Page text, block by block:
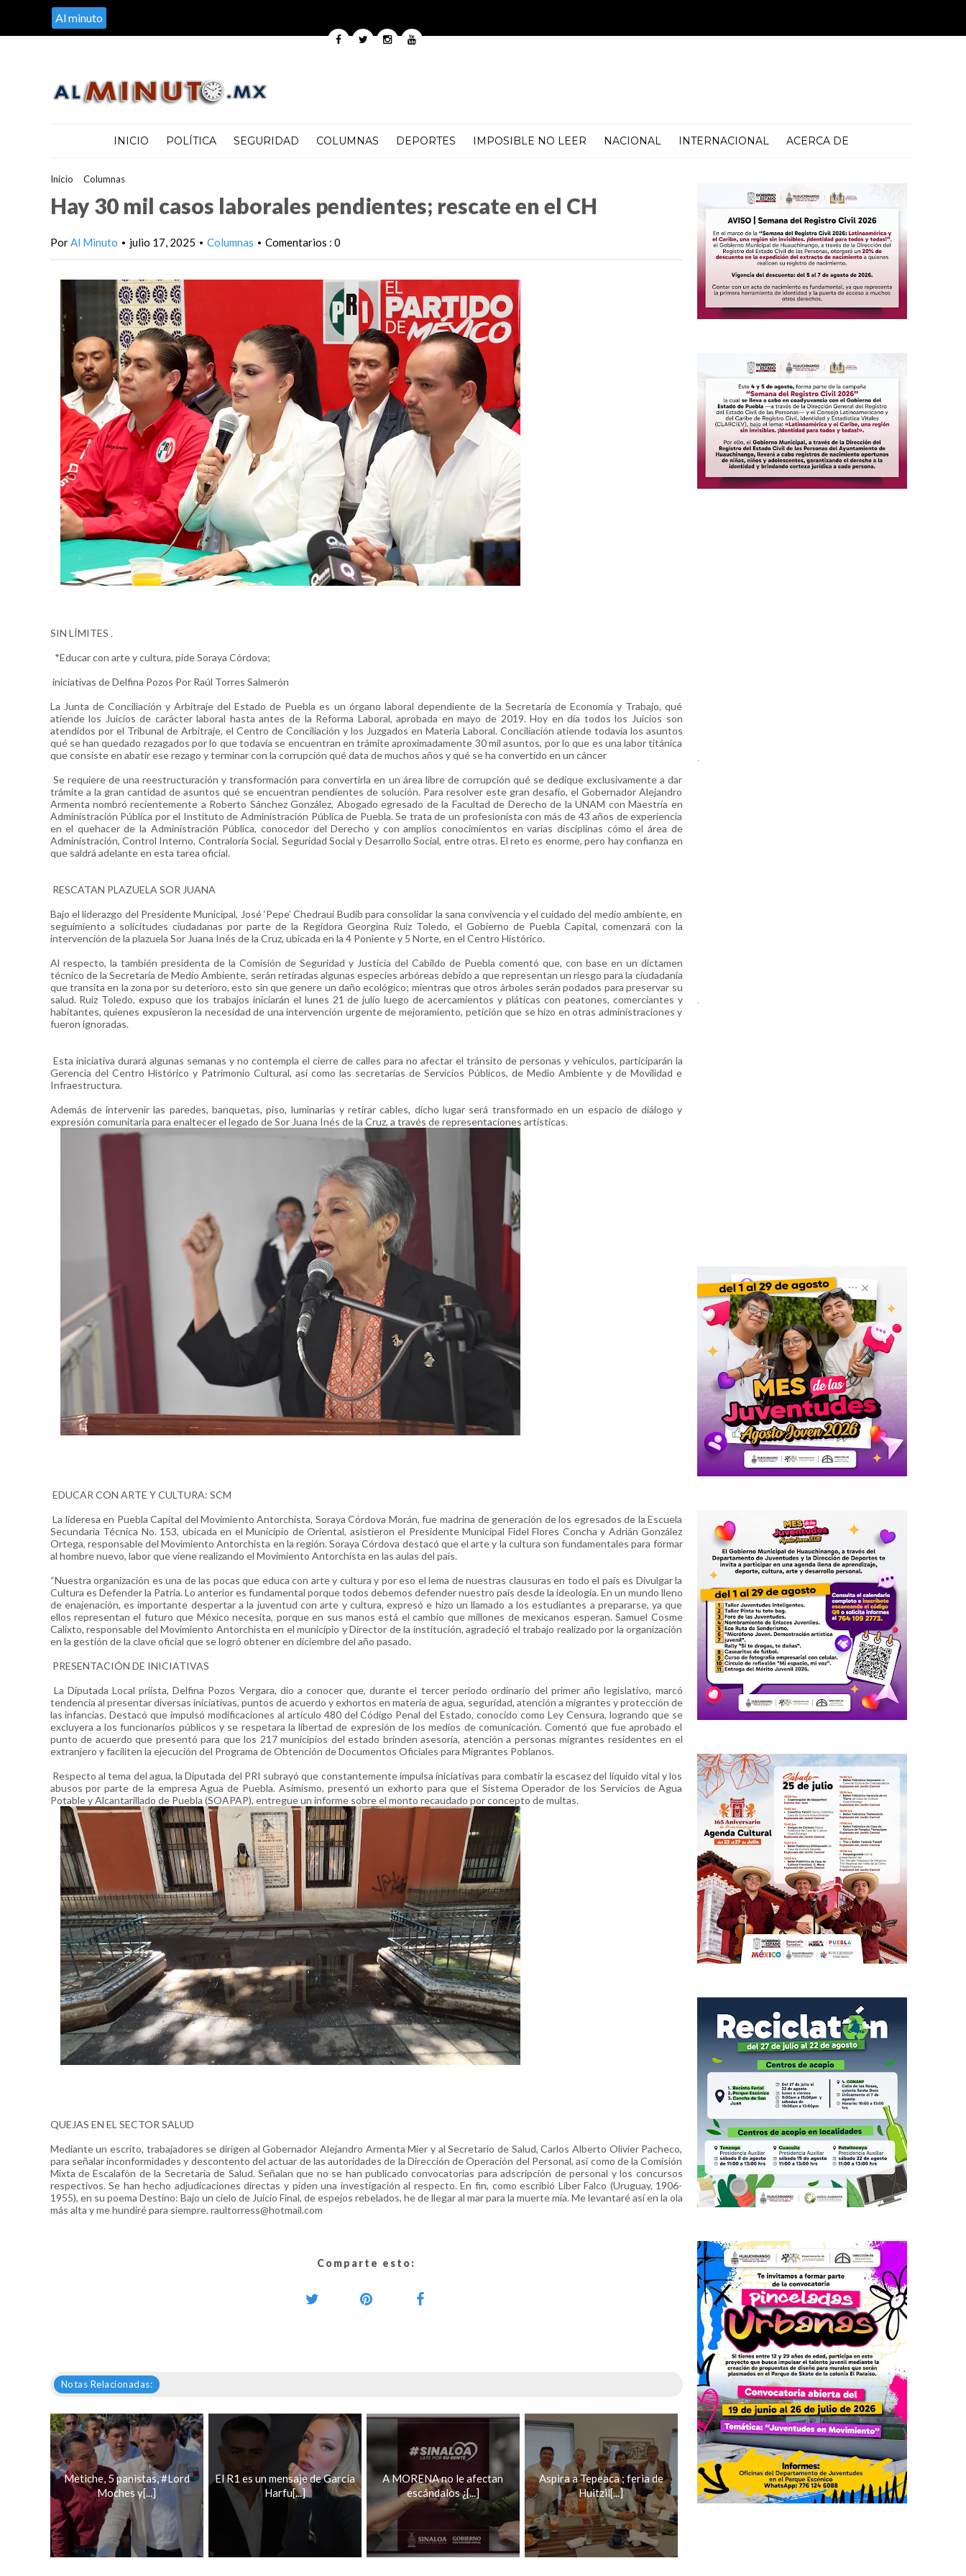
Al minuto
INICIO POLÍTICA SEGURIDAD COLUMNAS DEPORTES IMPOSIBLE NO LEER NACIONAL INTERNACIONAL ACERCA DE
Inicio Columnas>
Hay 30 mil casos laborales pendientes; rescate en el CH
PorAl Minuto • julio 17, 2025 • Columnas • Comentarios : 0
SIN LÍMITES .
*Educar con arte y cultura, pide Soraya Córdova;
iniciativas de Delfina Pozos Por Raúl Torres Salmerón
La Junta de Conciliación y Arbitraje del Estado de Puebla es un órgano laboral dependiente de la Secretaría de Economía y Trabajo, qué
atiende los Juicios de carácter laboral hasta antes de la Reforma Laboral, aprobada en mayo de 2019. Hoy en día todos los Juicios son
atendidos por el Tribunal de Arbitraje, el Centro de Conciliación y los Juzgados en Materia Laboral. Conciliación atiende todavía los asuntos
qué se han quedado rezagados por lo que todavía se encuentran en trámite aproximadamente 30 mil asuntos, por lo que es una labor titánica
que consiste en abatir ese rezago y terminar con la corrupción qué data de muchos años y qué se ha convertido en un cáncer
Se requiere de una reestructuración y transformación para convertirla en un área libre de corrupción qué se dedique exclusivamente a dar
trámite a la gran cantidad de asuntos qué se encuentran pendientes de solución. Para resolver este gran desafío, el Gobernador Alejandro
Armenta nombró recientemente a Roberto Sánchez González, Abogado egresado de la Facultad de Derecho de la UNAM con Maestría en
Administración Pública por el Instituto de Administración Pública de Puebla. Se trata de un profesionista con más de 43 años de experiencia
en el quehacer de la Administración Pública, conocedor del Derecho y con amplios conocimientos en varias disciplinas cómo el área de
Administración, Control Interno, Contraloría Social, Seguridad Social y Desarrollo Social, entre otras. El reto es enorme, pero hay confianza en
que saldrá adelante en esta tarea oficial.
RESCATAN PLAZUELA SOR JUANA
Bajo el liderazgo del Presidente Municipal, José ‘Pepe’ Chedraui Budib para consolidar la sana convivencia y el cuidado del medio ambiente, en
seguimiento a solicitudes ciudadanas por parte de la Regidora Georgina Ruiz Toledo, el Gobierno de Puebla Capital, comenzará con la
intervención de la plazuela Sor Juana Inés de la Cruz, ubicada en la 4 Poniente y 5 Norte, en el Centro Histórico.
Al respecto, la también presidenta de la Comisión de Seguridad y Justicia del Cabildo de Puebla comentó que, con base en un dictamen
técnico de la Secretaría de Medio Ambiente, serán retiradas algunas especies arbóreas debido a que representan un riesgo para la ciudadanía
que transita en la zona por su deterioro, esto sin que genere un daño ecológico; mientras que otros árboles serán podados para preservar su
salud. Ruiz Toledo, expuso que los trabajos iniciarán el lunes 21 de julio luego de acercamientos y pláticas con peatones, comerciantes y
habitantes, quienes expusieron la necesidad de una intervención urgente de mejoramiento, petición que se hizo en otras administraciones y
fueron ignoradas.
Esta iniciativa durará algunas semanas y no contempla el cierre de calles para no afectar el tránsito de personas y vehículos, participarán la
Gerencia del Centro Histórico y Patrimonio Cultural, así como las secretarías de Servicios Públicos, de Medio Ambiente y de Movilidad e
Infraestructura.
Además de intervenir las paredes, banquetas, piso, luminarias y retirar cables, dicho lugar será transformado en un espacio de diálogo y
expresión comunitaria para enaltecer el legado de Sor Juana Inés de la Cruz, a través de representaciones artísticas.
EDUCAR CON ARTE Y CULTURA: SCM
La lideresa en Puebla Capital del Movimiento Antorchista, Soraya Córdova Morán, fue madrina de generación de los egresados de la Escuela
Secundaria Técnica No. 153, ubicada en el Municipio de Oriental, asistieron el Presidente Municipal Fidel Flores Concha y Adrián González
Ortega, responsable del Movimiento Antorchista en la región. Soraya Córdova destacó que el arte y la cultura son fundamentales para formar
al hombre nuevo, labor que viene realizando el Movimiento Antorchista en las aulas del país.
“Nuestra organización es una de las pocas que educa con arte y cultura y por eso el lema de nuestras clausuras en todo el país es Divulgar la
Cultura es Defender la Patria. Lo anterior es fundamental porque todos debemos defender nuestro país desde la ideología. En un mundo lleno
de enajenación, es importante despertar a la juventud con arte y cultura, expresó e hizo un llamado a los estudiantes a prepararse, ya que
ellos representan el futuro que México necesita, porque en sus manos está el cambio que millones de mexicanos esperan. Samuel Cosme
Calixto, responsable del Movimiento Antorchista en el municipio y Director de la institución, agradeció el trabajo realizado por la organización
en la gestión de la clave oficial que se logró obtener en diciembre del año pasado.
PRESENTACIÓN DE INICIATIVAS
La Diputada Local priísta, Delfina Pozos Vergara, dio a conocer que, durante el tercer periodo ordinario del primer año legislativo, marcó
tendencia al presentar diversas iniciativas, puntos de acuerdo y exhortos en materia de agua, seguridad, atención a migrantes y protección de
las infancias. Destacó que impulsó modificaciones al artículo 480 del Código Penal del Estado, conocido como Ley Censura, logrando que se
excluyera a los funcionarios públicos y se respetara la libertad de expresión de los medios de comunicación. Comentó que fue aprobado el
punto de acuerdo que presentó para que los 217 municipios del estado brinden asesoría, atención a personas migrantes residentes en el
extranjero y faciliten la ejecución del Programa de Obtención de Documentos Oficiales para Migrantes Poblanos.
Respecto al tema del agua, la Diputada del PRI subrayó que constantemente impulsa iniciativas para combatir la escasez del líquido vital y los
abusos por parte de la empresa Agua de Puebla. Asimismo, presentó un exhorto para que el Sistema Operador de los Servicios de Agua
Potable y Alcantarillado de Puebla (SOAPAP), entregue un informe sobre el monto recaudado por concepto de multas.
QUEJAS EN EL SECTOR SALUD
Mediante un escrito, trabajadores se dirigen al Gobernador Alejandro Armenta Mier y al Secretario de Salud, Carlos Alberto Olivier Pacheco,
para señalar inconformidades y descontento del actuar de las autoridades de la Dirección de Operación del Personal, así como de la Comisión
Mixta de Escalafón de la Secretaría de Salud. Señalan que no se han publicado convocatorias para adscripción de personal y los concursos
respectivos. Se han hecho adjudicaciones directas y piden una investigación al respecto. En fin, como escribió Líber Falco (Uruguay, 1906-
1955), en su poema Destino: Bajo un cielo de Juicio Final, de espejos rebelados, he de llegar al mar para la muerte mía. Me levantaré así en la ola
más alta y me hundiré para siempre. raultorress@hotmail.com
Comparte esto:
Notas Relacionadas:
Metiche, 5 panistas, #Lord
Moches y[...]
El R1 es un mensaje de García
Harfu[...]
A MORENA no le afectan
escándalos ¿[...]
Aspira a Tepeaca ; feria de
Huitzil[...]
.
.